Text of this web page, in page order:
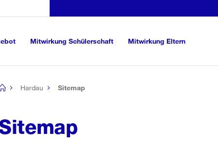
Mitwirkung Schülerschaft Mitwirkung Eltern
Hardau Sitemap